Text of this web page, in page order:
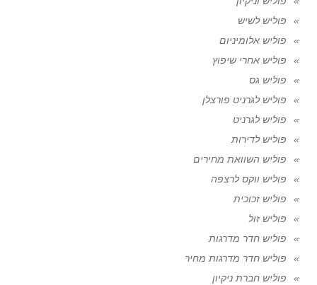
פוליש לשיש
פוליש אלומיניום
פוליש אחרי שיפוץ
פוליש גס
פוליש לגרניט פורצלן
פוליש לגרניט
פוליש לדירות
פוליש השוואת מחירים
פוליש ווקס לרצפה
פוליש זכוכית
פוליש זול
פוליש חדר מדרגות
פוליש חדר מדרגות מחיר
פוליש חברת ניקיון